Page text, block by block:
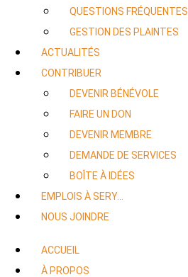
QUESTIONS FRÉQUENTES
GESTION DES PLAINTES
ACTUALITÉS
CONTRIBUER
DEVENIR BÉNÉVOLE
FAIRE UN DON
DEVENIR MEMBRE
DEMANDE DE SERVICES
BOÎTE À IDÉES
EMPLOIS À SERY…
NOUS JOINDRE
ACCUEIL
À PROPOS